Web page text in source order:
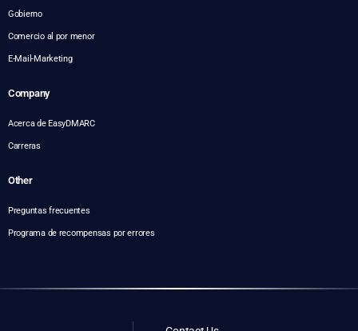
Gobierno
Comercio al por menor
E-Mail-Marketing
Company
Acerca de EasyDMARC
Carreras
Other
Preguntas frecuentes
Programa de recompensas por errores